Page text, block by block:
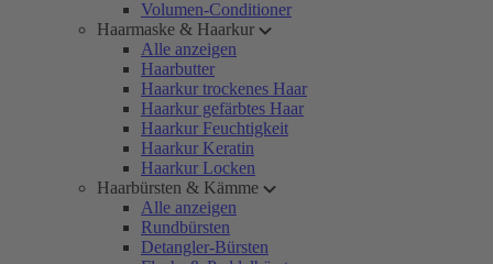
Volumen-Conditioner
Haarmaske & Haarkur
Alle anzeigen
Haarbutter
Haarkur trockenes Haar
Haarkur gefärbtes Haar
Haarkur Feuchtigkeit
Haarkur Keratin
Haarkur Locken
Haarbürsten & Kämme
Alle anzeigen
Rundbürsten
Detangler-Bürsten